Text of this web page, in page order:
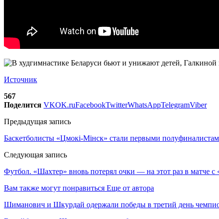
Источник
567
Поделится VKOK.ruFacebookTwitterWhatsAppTelegramViber
Предыдущая запись
Баскетболисты «Цмокi-Мiнск» стали первыми
Следующая запись
Футбол. «Шахтер» вновь потерял очки — на этот раз в матче
Вам также могут понравиться Еще от автора
Шиманович и Шкурдай одержали победы в третий день